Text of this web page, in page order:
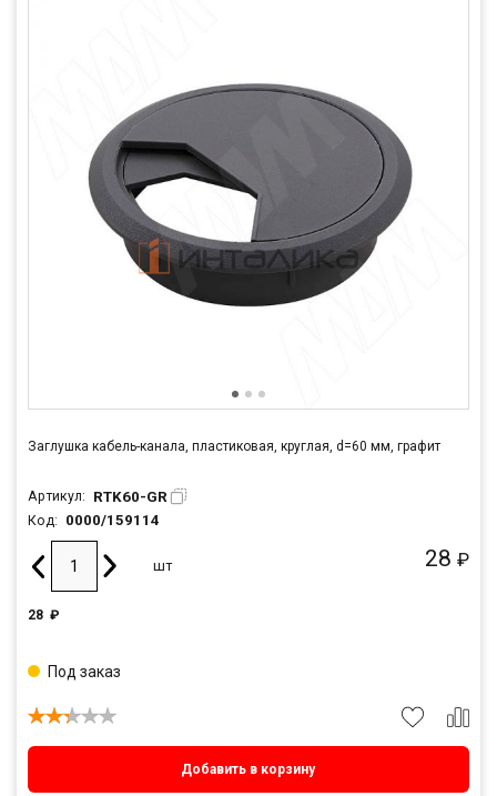
Заглушка кабель-канала, пластиковая, круглая, d=60 мм, графит
Артикул: RTK60-GR
Код: 0000/159114
28 ₽
шт
28 ₽
Добавить в корзину
Под заказ